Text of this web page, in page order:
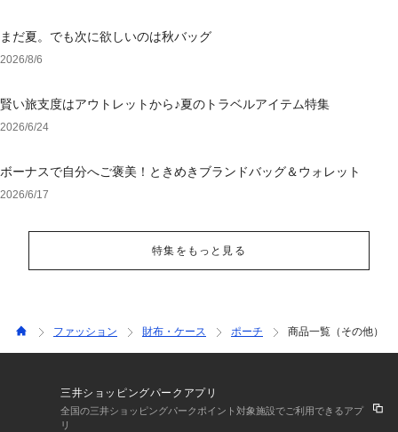
まだ夏。でも次に欲しいのは秋バッグ
2026/8/6
賢い旅支度はアウトレットから♪夏のトラベルアイテム特集
2026/6/24
ボーナスで自分へご褒美！ときめきブランドバッグ＆ウォレット
2026/6/17
特集をもっと見る
ファッション 財布・ケース ポーチ 商品一覧（その他）
三井ショッピングパークアプリ
全国の三井ショッピングパークポイント対象施設でご利用できるアプ
リ